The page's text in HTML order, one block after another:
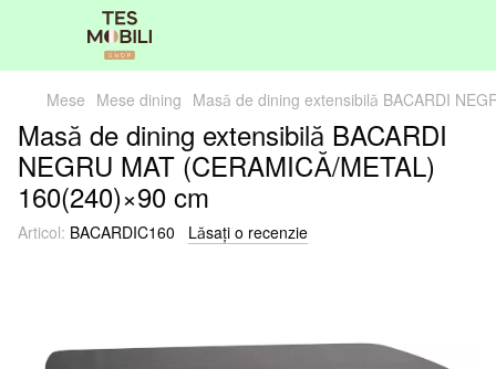
Mese Mese dining Masă de dining extensibilă BACARDI
Masă de dining extensibilă BACARDI
NEGRU MAT (CERAMICĂ/METAL)
160(240)×90 cm
Articol: BACARDIC160 Lăsați o recenzie